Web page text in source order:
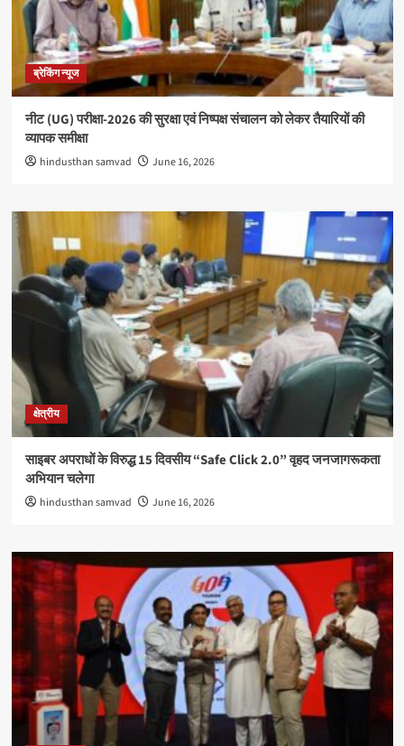
ब्रेकिंग न्यूज
नीट (UG) परीक्षा-2026 की सुरक्षा एवं निष्पक्ष संचालन को लेकर तैयारियों की
व्यापक समीक्षा
hindusthan samvad June 16, 2026
क्षेत्रीय
साइबर अपराधों के विरुद्ध 15 दिवसीय “Safe Click 2.0” वृहद जनजागरूकता
अभियान चलेगा
hindusthan samvad June 16, 2026